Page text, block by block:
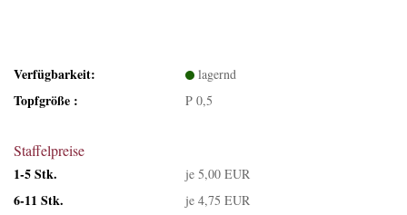
Verfügbarkeit: lagernd
Topfgröße : P 0,5
Staffelpreise
1-5 Stk.
je 5,00 EUR
6-11 Stk. je 4,75 EUR